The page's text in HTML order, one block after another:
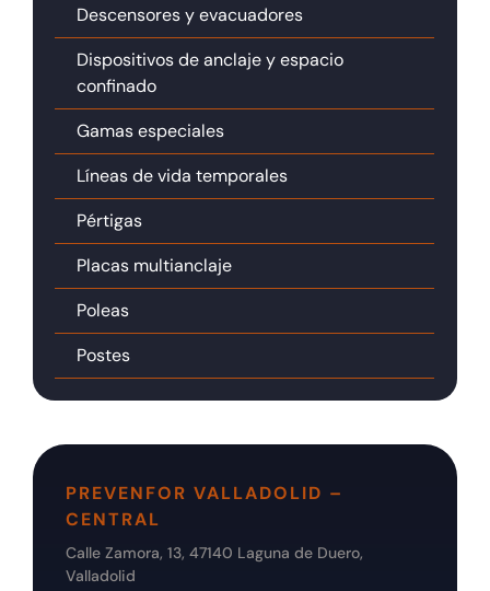
Descensores y evacuadores
Dispositivos de anclaje y espacio
confinado
Gamas especiales
Líneas de vida temporales
Pértigas
Placas multianclaje
Poleas
Postes
PREVENFOR VALLADOLID –
CENTRAL
Calle Zamora, 13, 47140 Laguna de Duero,
Valladolid